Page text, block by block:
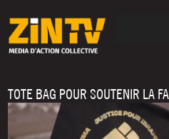
TOTE BAG POUR SOUTENIR LA